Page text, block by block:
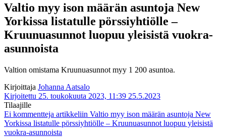
Valtio myy ison määrän asuntoja New
Yorkissa listatulle pörssiyhtiölle –
Kruunuasunnot luopuu yleisistä vuokra-
asunnoista
Valtion omistama Kruunuasunnot myy 1 200 asuntoa.
Kirjoittaja Johanna Aatsalo
Kirjoitettu 25. toukokuuta 2023, 11:39 25.5.2023
Tilaajille
Ei kommentteja artikkeliin Valtio myy ison määrän asuntoja New
Yorkissa listatulle pörssiyhtiölle – Kruunuasunnot luopuu yleisistä
vuokra-asunnoista